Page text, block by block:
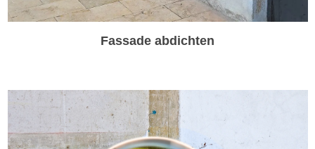
Fassade abdichten